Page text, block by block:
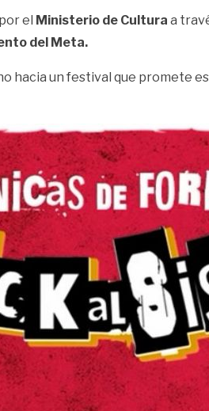
el Ministerio de Cultura a
del Meta.
hacia un festival que promete